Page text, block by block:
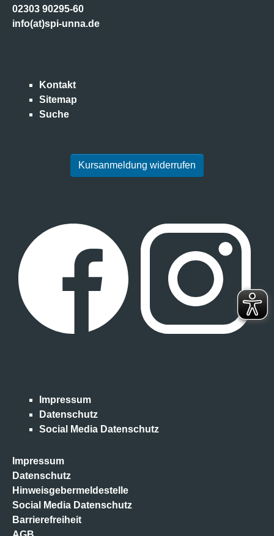
02303 90295-60
info(at)spi-unna.de
Kontakt
Sitemap
Suche
Kursanmeldung widerrufen
Impressum
Datenschutz
Social Media Datenschutz
Impressum
Datenschutz
Hinweisgebermeldestelle
Social Media Datenschutz
Barrierefreiheit